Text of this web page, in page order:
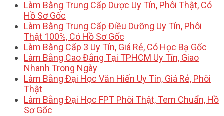
Làm Bằng Trung Cấp Dược Uy Tín, Phôi Thật, Có
Hồ Sơ Gốc
Làm Bằng Trung Cấp Điều Dưỡng Uy Tín, Phôi
Thật 100%, Có Hồ Sơ Gốc
Làm Bằng Cấp 3 Uy Tín, Giá Rẻ, Có Học Bạ Gốc
Làm Bằng Cao Đẳng Tại TPHCM Uy Tín, Giao
Nhanh Trong Ngày
Làm Bằng Đại Học Văn Hiến Uy Tín, Giá Rẻ, Phôi
Thật
Làm Bằng Đại Học FPT Phôi Thật, Tem Chuẩn, Hồ
Sơ Gốc